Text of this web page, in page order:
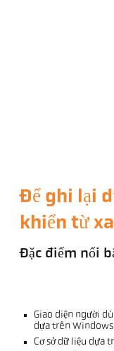
Để ghi lại
khiển từ
Đặc điểm nổi
Giao diện người
dựa trên Windows
Cơ sở dữ liệu dựa